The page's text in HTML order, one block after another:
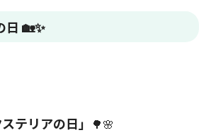
日 🏡✨
ステリアの日」 🌳🌸